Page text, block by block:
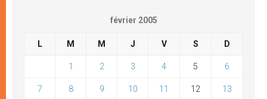
février 2005
L M M J V S D
1 2 3 4 5 6
7 8 9 10 11 12 13